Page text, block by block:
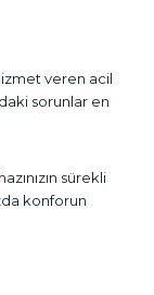
veren acil
sorunlar en
sürekli
konforun